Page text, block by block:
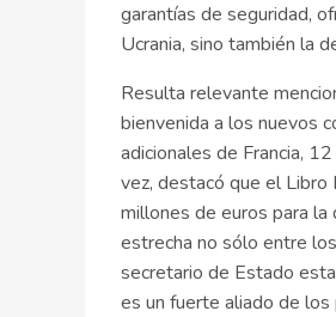
garantías de seguridad,
Ucrania, sino también la
Resulta relevante
bienvenida a los nuevos
adicionales de Francia,
vez, destacó que el Libro
millones de euros para la
estrecha no sólo entre
secretario de Estado
es un fuerte aliado de